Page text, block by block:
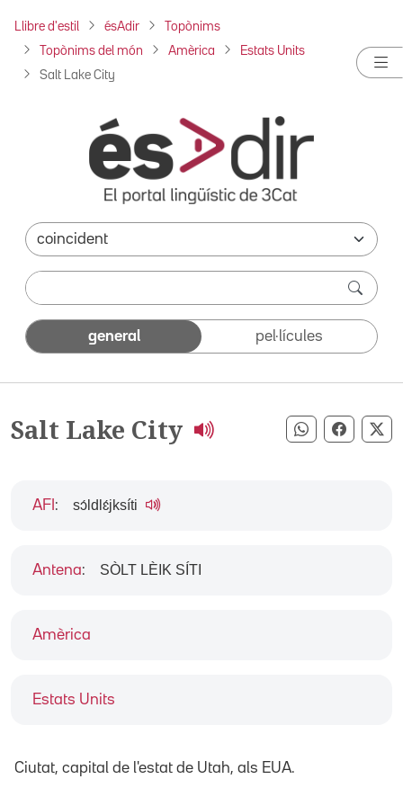
Llibre d'estil ésAdir Topònims
Topònims del món Amèrica Estats Units
Salt Lake City
general pel·lícules
Salt Lake City Compartir
Amèrica
Estats Units
AFI : sɔ́ldlɛ́jksíti
Antena: SÒLT LÈIK SÍTI
Ciutat, capital de l'estat de Utah, als EUA.